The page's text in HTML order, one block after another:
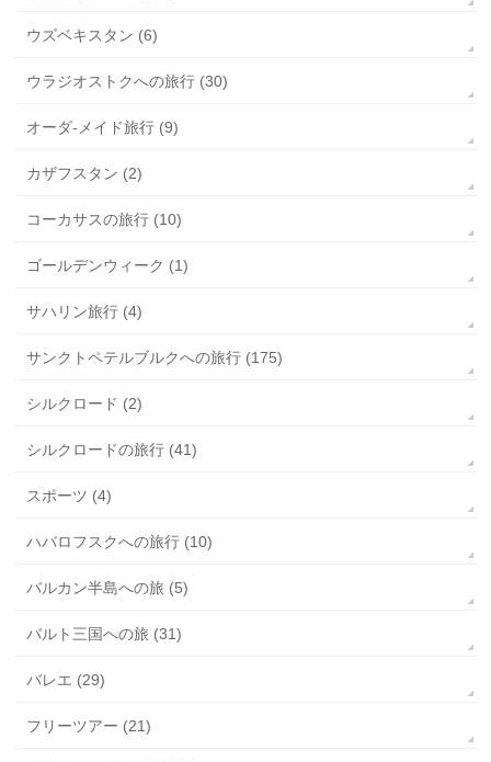
ウズベキスタン (6)
ウラジオストクへの旅行 (30)
オーダ-メイド旅行 (9)
カザフスタン (2)
コーカサスの旅行 (10)
ゴールデンウィーク (1)
サハリン旅行 (4)
サンクトペテルブルクへの旅行 (175)
シルクロード (2)
シルクロードの旅行 (41)
スポーツ (4)
ハバロフスクへの旅行 (10)
バルカン半島への旅 (5)
バルト三国への旅 (31)
バレエ (29)
フリーツアー (21)